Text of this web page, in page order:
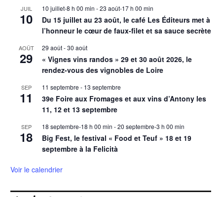
JUIL
10
10 juillet-8 h 00 min -23 août-17 h 00 min
Du 15 juillet au 23 août, le café Les Éditeurs met à
l’honneur le cœur de faux-filet et sa sauce secrète
AOÛT
29
29 août-30 août
« Vignes vins randos » 29 et 30 août 2026, le
rendez-vous des vignobles de Loire
SEP
11
11 septembre - 13 septembre
39e Foire aux Fromages et aux vins d’Antony les
11, 12 et 13 septembre
SEP
18
18 septembre-18 h 00 min -20 septembre-3 h 00 min
Big Fest, le festival « Food et Teuf » 18 et 19
septembre à la Felicità
Voir le calendrier